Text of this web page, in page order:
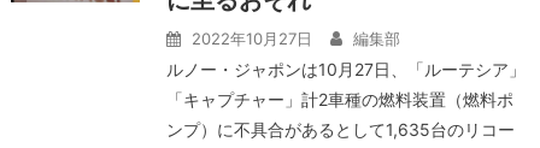
2022年10月27日 編集部
ルノー・ジャポンは10月27日、「ルーテシア」
「キャプチャー」計2車種の燃料装置（燃料ポ
ンプ）に不具合があるとして1,635台のリコー